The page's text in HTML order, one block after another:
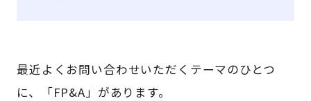
最近よくお問い合わせいただくテーマのひとつ
に、「FP&A」があります。